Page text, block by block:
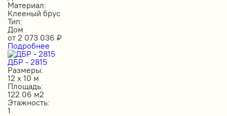
Материал:
Клееный брус
Тип:
Дом
от 2 073 036 ₽
Подробнее
ДБР - 2815
Размеры:
12 х 10 м
Площадь:
122.06 м2
Этажность:
1